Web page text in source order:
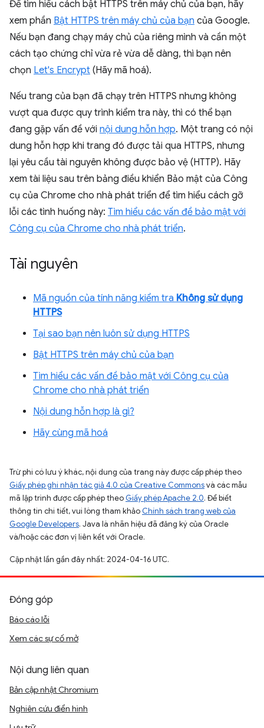
Để tìm hiểu cách bật HTTPS trên máy chủ của bạn, hãy
xem phần Bật HTTPS trên máy chủ của bạn của Google.
Nếu bạn đang chạy máy chủ của riêng mình và cần một
cách tạo chứng chỉ vừa rẻ vừa dễ dàng, thì bạn nên
chọn Let's Encrypt (Hãy mã hoá).
Nếu trang của bạn đã chạy trên HTTPS nhưng không
vượt qua được quy trình kiểm tra này, thì có thể bạn
đang gặp vấn đề với nội dung hỗn hợp. Một trang có nội
dung hỗn hợp khi trang đó được tải qua HTTPS, nhưng
lại yêu cầu tài nguyên không được bảo vệ (HTTP). Hãy
xem tài liệu sau trên bảng điều khiển Bảo mật của Công
cụ của Chrome cho nhà phát triển để tìm hiểu cách gỡ
lỗi các tình huống này: Tìm hiểu các vấn đề bảo mật với
Công cụ của Chrome cho nhà phát triển.
Tài nguyên
Mã nguồn của tính năng kiểm tra Không sử dụng
HTTPS
Tại sao bạn nên luôn sử dụng HTTPS
Bật HTTPS trên máy chủ của bạn
Tìm hiểu các vấn đề bảo mật với Công cụ của
Chrome cho nhà phát triển
Nội dung hỗn hợp là gì?
Hãy cùng mã hoá
Trừ phi có lưu ý khác, nội dung của trang này được cấp phép theo
Giấy phép ghi nhận tác giả 4.0 của Creative Commonsvà các mẫu
mã lập trình được cấp phép theo Giấy phép Apache 2.0. Để biết
thông tin chi tiết, vui lòng tham khảo Chính sách trang web của
Google Developers. Java là nhãn hiệu đã đăng ký của Oracle
và/hoặc các đơn vị liên kết với Oracle.
Cập nhật lần gần đây nhất: 2024-04-16 UTC.
Đóng góp
Báo cáo lỗi
Xem các sự cố mở
Nội dung liên quan
Bản cập nhật Chromium
Nghiên cứu điển hình